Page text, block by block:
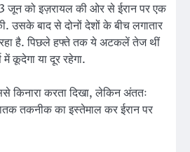
जून को इज़रायल की ओर से ईरान पर एक
उसके बाद से दोनों देशों के बीच लगातार
रहा है. पिछले हफ्ते तक ये अटकलें तेज थीं
कूदेगा या दूर रहेगा.
किनारा करता दिखा, लेकिन अंततः
तकनीक का इस्तेमाल कर ईरान पर